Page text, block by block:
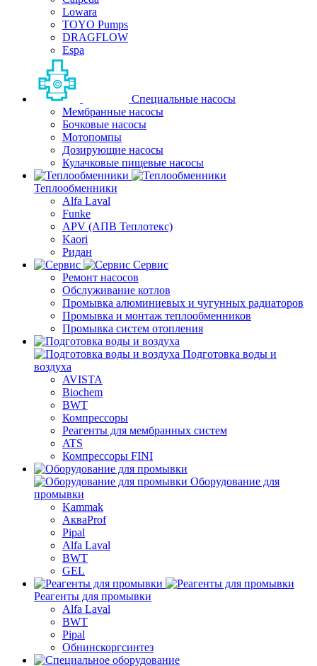
Lowara
TOYO Pumps
DRAGFLOW
Espa
Специальные насосы
Мембранные насосы
Бочковые насосы
Мотопомпы
Дозирующие насосы
Кулачковые пищевые насосы
Теплообменники
Alfa Laval
Funke
APV (АПВ Теплотекс)
Kaori
Ридан
Сервис
Ремонт насосов
Обслуживание котлов
Промывка алюминиевых и чугунных радиаторов
Промывка и монтаж теплообменников
Промывка систем отопления
Подготовка воды и
воздуха
AVISTA
Biochem
BWT
Компрессоры
Реагенты для мембранных систем
ATS
Компрессоры FINI
Оборудование для
промывки
Kammak
АкваProf
Pipal
Alfa Laval
BWT
GEL
Реагенты для промывки
Alfa Laval
BWT
Pipal
Обнинскоргсинтез